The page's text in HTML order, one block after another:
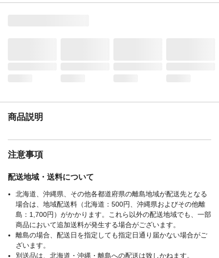
商品説明
注意事項
配送地域・送料について
北海道、沖縄県、その他各都道府県の離島地域が配送先となる
場合は、地域配送料（北海道：500円、沖縄県およびその他離
島：1,700円）がかかります。これら以外の配送地域でも、一部
商品において追加送料が発生する場合がございます。
離島の場合、配送日を指定しても指定日通り届かない場合がご
ざいます。
別送品は、北海道・沖縄・離島への配送は致しかねます。